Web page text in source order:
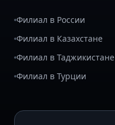
Филиал в России
Филиал в Казахстане
Филиал в Таджикистане
Филиал в Турции